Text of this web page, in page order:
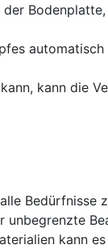
kann die
Bedürfnisse
kann